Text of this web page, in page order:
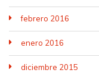
febrero 2016
enero 2016
diciembre 2015